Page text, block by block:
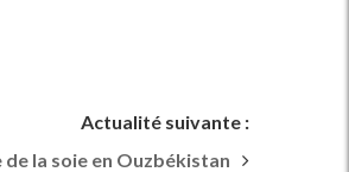
Actualité suivante :
la soie en Ouzbékistan